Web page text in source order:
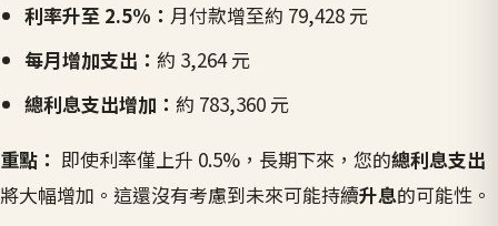
利率升至 2.5%： 月付款增至約 79,428 元
每月增加支出： 約 3,264 元
總利息支出增加： 約 783,360 元
重點： 即使利率僅上升 0.5%，長期下來，您的總利息支出
將大幅增加。這還沒有考慮到未來可能持續升息的可能性。